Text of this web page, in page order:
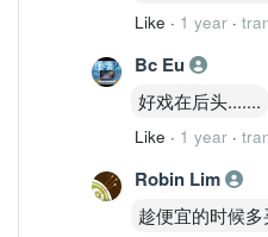
Like · 1 year ·
Bc Eu
好戏在后头.......
Like · 1 year ·
Robin Lim
趁便宜的时候多